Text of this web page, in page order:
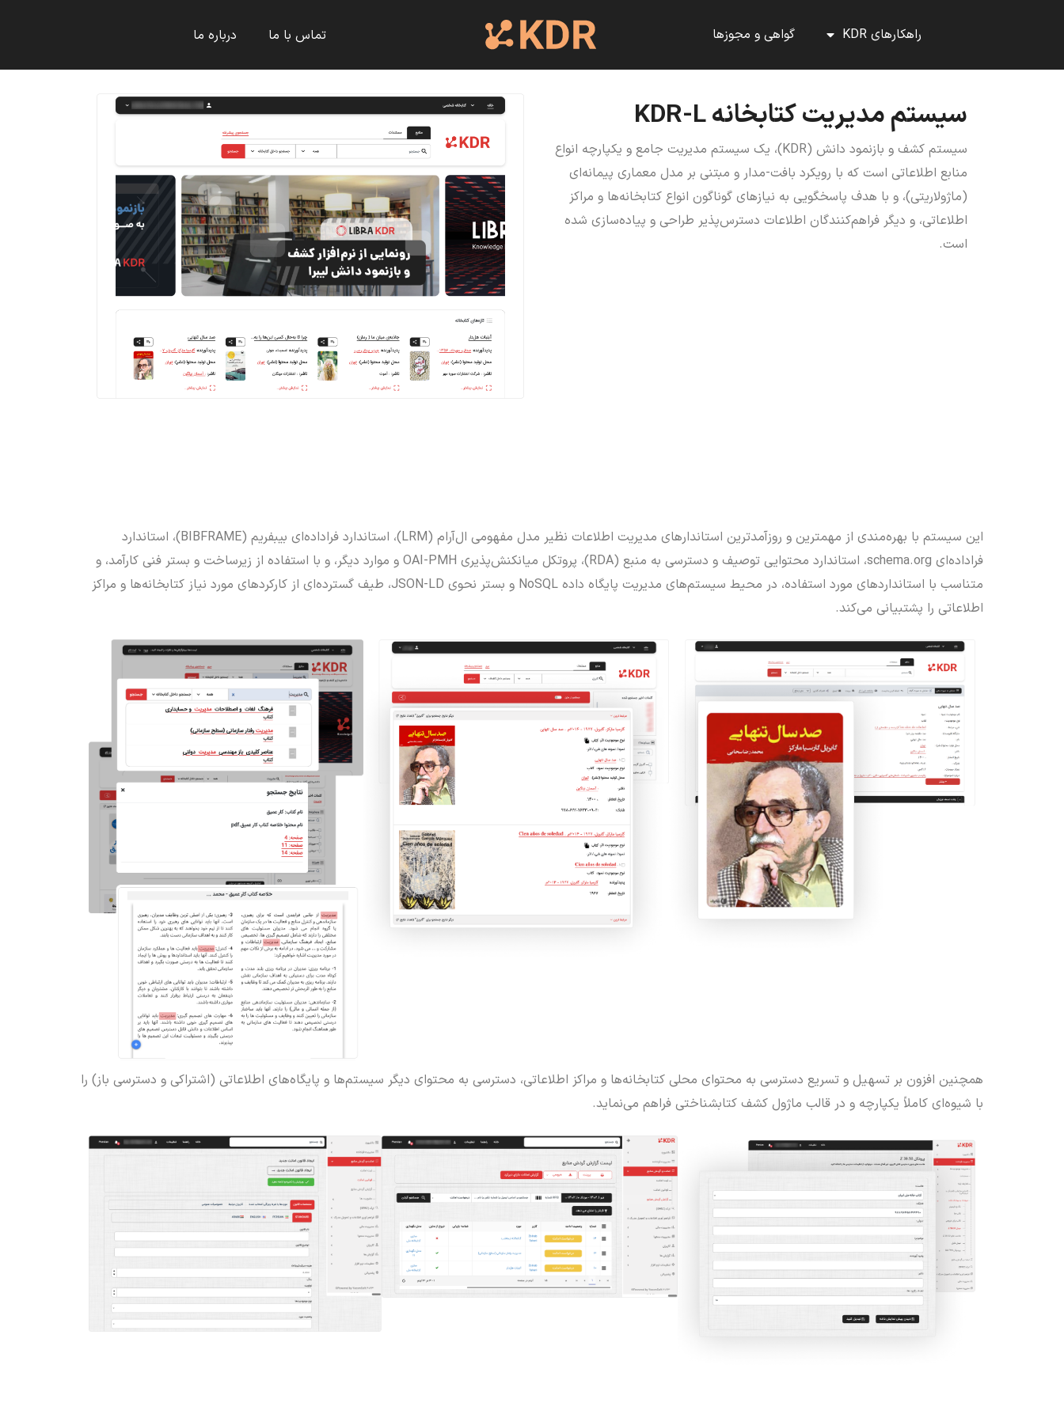
راهکارهای KDR گواهی‌ و مجوز‌ها تماس با ما درباره ما
سيستم مديريت كتابخانه KDR-L
سیستم کشف و بازنمود دانش (KDR)، یک سیستم مدیریت جامع و یکپارچه انواع
منابع اطلاعاتی است که با رویکرد بافت-مدار و مبتنی بر مدل معماری پیمانه‌ای
(ماژولاریتی)، و با هدف پاسخگویی به نیازهای گوناگون انواع کتابخانه‌ها و مراکز
اطلاعاتی، و دیگر فراهم‌کنندگان اطلاعات دسترس‌پذیر طراحی و پیاده‌سازی شده
است.
این سیستم با بهره‌مندی از مهمترین و روزآمدترین استاندارهای مدیریت اطلاعات نظیر مدل مفهومی ال‌آر‌ام (LRM)، استاندارد فراداده‌ای بیبفریم (BIBFRAME)، استاندارد
فراداده‌ای schema.org، استاندارد محتوایی توصیف و دسترسی به منبع (RDA)، پروتکل میانکنش‌پذیری OAI-PMH و موارد دیگر، و با استفاده از زیرساخت و بستر فنی کارآمد، و
متناسب با استانداردهای مورد استفاده، در محیط سیستم‌های مدیریت پایگاه داده NoSQL و بستر نحوی JSON-LD، طیف گسترده‌ای از کارکردهای مورد نیاز کتابخانه‌ها و مراکز
اطلاعاتی را پشتبیانی می‌کند.
همچنین افزون بر تسهیل و تسریع دسترسی به محتوای محلی کتابخانه‌ها و مراکز اطلاعاتی، دسترسی به محتوای دیگر سیستم‌ها و پایگاه‌های اطلاعاتی (اشتراکی و دسترسی باز) را
با شیوه‌ای کاملاً یکپارچه و در قالب ماژول کشف کتابشناختی فراهم می‌نماید.